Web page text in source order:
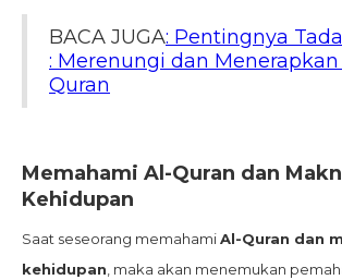
BACA JUGA: Pentingnya
: Merenungi dan
Quran
Memahami Al-Quran dan
Kehidupan
Saat seseorang memahamiAl-Quran dan
kehidupan, maka akan menemukan